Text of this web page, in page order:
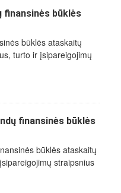
būklės
būklės ataskaitų
turto ir įsipareigojimų
finansinės būklės
būklės ataskaitų
straipsnius